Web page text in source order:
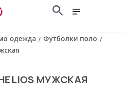
одежда / Футболки поло /
МУЖСКАЯ